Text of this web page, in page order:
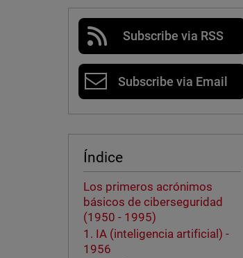
Subscribe via RSS
Subscribe via Email
Índice
Los primeros acrónimos
básicos de ciberseguridad
(1950 - 1995)
1. IA (inteligencia artificial) -
1956